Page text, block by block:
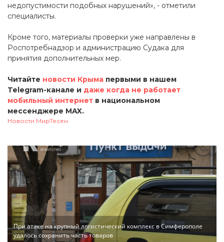
недопустимости подобных нарушений», - отметили
специалисты.
Кроме того, материалы проверки уже направлены в
Роспотребнадзор и администрацию Судака для
принятия дополнительных мер.
Читайте новости Крыма первыми в нашем
Telegram-канале и даже когда не работает
мобильный интернет в национальном
мессенджере MAX.
Новости МирТесен
При атаке на крупный логистический комплекс в Симферополе
удалось сохранить часть товаров